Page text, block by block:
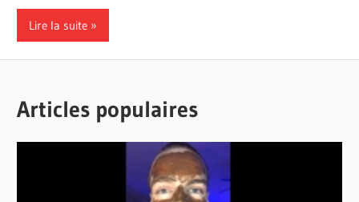
Lire la suite
Articles populaires